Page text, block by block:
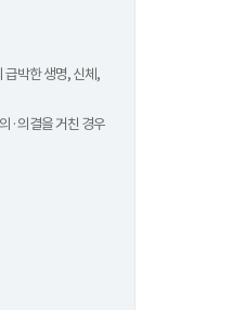
급박한 생명, 신체,
·의결을 거친 경우